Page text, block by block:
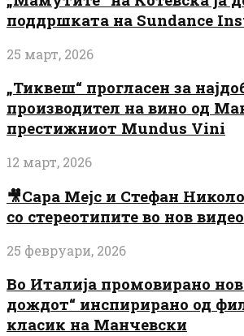
поддршката на Sundance
25 март, 2026
„Тиквеш“ прогласен за
производител на вино од
престижниот Mundus Vini
12 март, 2026
🎥Сара Мејс и Стефан
со стереотипите во нов
25 февруари, 2026
Во Италија промовирано
дождот“ инспирирано од
класик на Манчевски